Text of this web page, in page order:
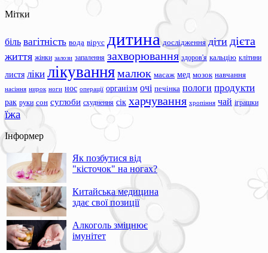
Мітки
біль вагітність вода вірус дитина дослідження діти дієта
життя жінки залози запалення захворювання здоров'я кальцію клітини
листя ліки лікуваннямалюк масаж мед мозок навчання
насіння нирок ноги нос операції організм очі печінка пологи продукти
рак руки сон суглоби схуднення сік харчування хропіння чай іграшки
їжа
Інформер
Як позбутися від
"кісточок" на ногах?
Китайська медицина
здає свої позиції
Алкоголь зміцнює
імунітет